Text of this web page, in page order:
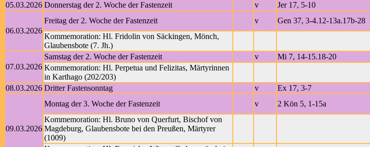
05.03.2026 Donnerstag der 2. Woche der Fastenzeit v Jer 17, 5-10
06.03.2026
Freitag der 2. Woche der Fastenzeit v Gen 37, 3-4.12-13a.17b-28
Kommemoration: Hl. Fridolin von Säckingen, Mönch,
Glaubensbote (7. Jh.)
07.03.2026
Samstag der 2. Woche der Fastenzeit v Mi 7, 14-15.18-20
Kommemoration: Hl. Perpetua und Felizitas, Märtyrinnen
in Karthago (202/203)
08.03.2026 Dritter Fastensonntag v Ex 17, 3-7
09.03.2026
Montag der 3. Woche der Fastenzeit v 2 Kön 5, 1-15a
Kommemoration: Hl. Bruno von Querfurt, Bischof von
Magdeburg, Glaubensbote bei den Preußen, Märtyrer
(1009)